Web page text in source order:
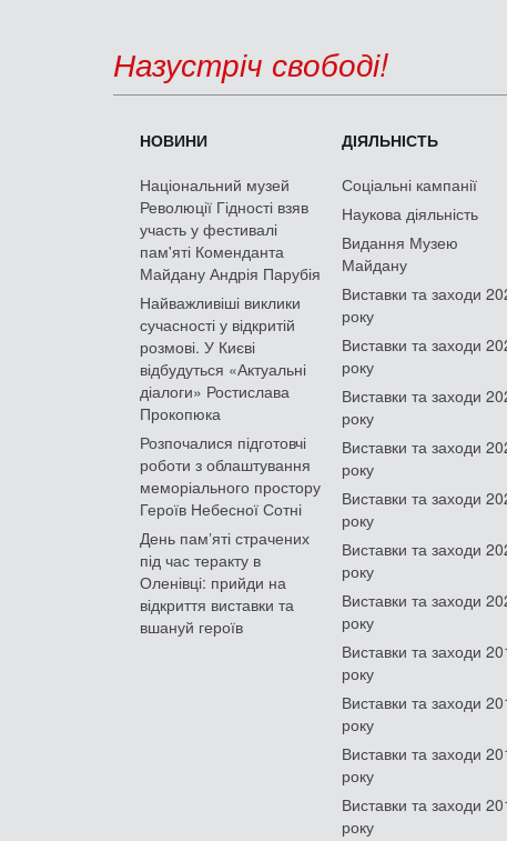
Назустріч свободі!
НОВИНИ
Національний музей
Революції Гідності взяв
участь у фестивалі
пам'яті Коменданта
Майдану Андрія Парубія
Найважливіші виклики
сучасності у відкритій
розмові. У Києві
відбудуться «Актуальні
діалоги» Ростислава
Прокопюка
Розпочалися підготовчі
роботи з облаштування
меморіального простору
Героїв Небесної Сотні
День памʼяті страчених
під час теракту в
Оленівці: прийди на
відкриття виставки та
вшануй героїв
ДІЯЛЬНІСТЬ
Соціальні кампанії
Наукова діяльність
Видання Музею
Майдану
Виставки та заходи
року
Виставки та заходи
року
Виставки та заходи
року
Виставки та заходи
року
Виставки та заходи
року
Виставки та заходи
року
Виставки та заходи
року
Виставки та заходи
року
Виставки та заходи
року
Виставки та заходи
року
Виставки та заходи
року